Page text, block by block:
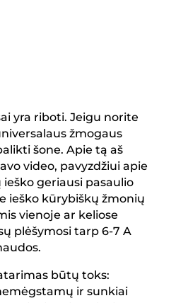
yra riboti. Jeigu norite
žmogaus
šone. Apie tą aš
video, pavyzdžiui apie
geriausi pasaulio
ieško kūrybiškų žmonių
vienoje ar keliose
plėšymosi tarp 6-7 A
būtų toks:
ir sunkiai